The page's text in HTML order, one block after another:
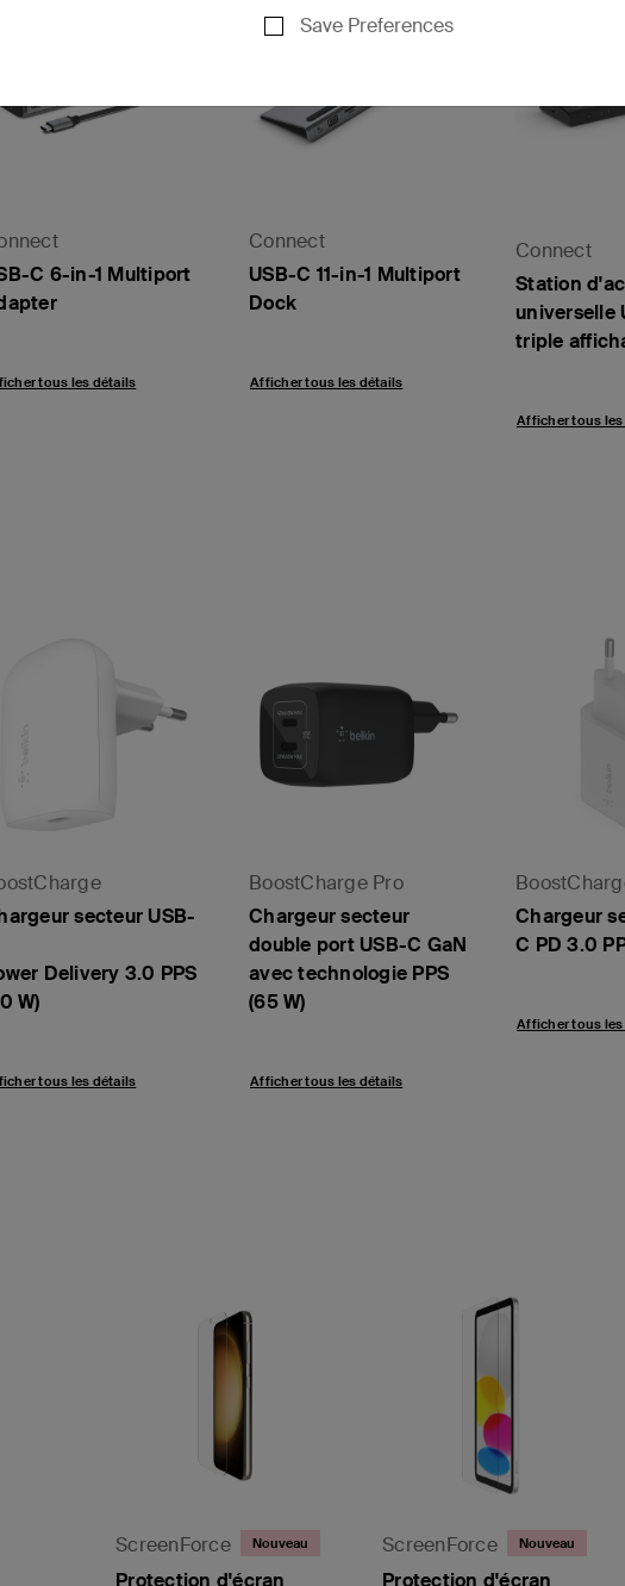
C 6-in-1 Multiport
tous les détails
Connect
USB-C 11-in-1 Multiport
Dock
Afficher tous les détails
Connect
Station
universelle
triple
Afficher tous
secteur USB-
Delivery 3.0 PPS
W)
tous les détails
BoostCharge Pro
Chargeur secteur
double port USB-C GaN
avec technologie PPS
(65 W)
Afficher tous les détails
Chargeur
C PD 3.0
Afficher tous
ScreenForce Nouveau
Protection d'écran
ScreenForce Nouveau
Protection d'écran
Save Preferences